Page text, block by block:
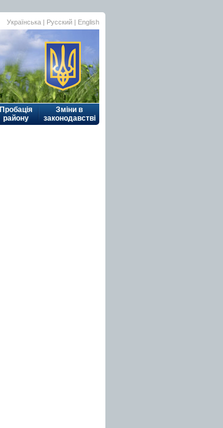
Українська | Русский | English
Пробація
району
Зміни в
законодавстві